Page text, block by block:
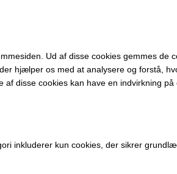
Ud af disse cookies gemmes
hjælper os med at analysere og forstå,
disse cookies kan have en indvirkning på
inkluderer kun cookies, der sikrer